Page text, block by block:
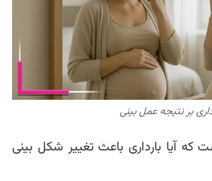
بر نتیجه عمل بینی
که آیا بارداری باعث تغییر شکل بینی